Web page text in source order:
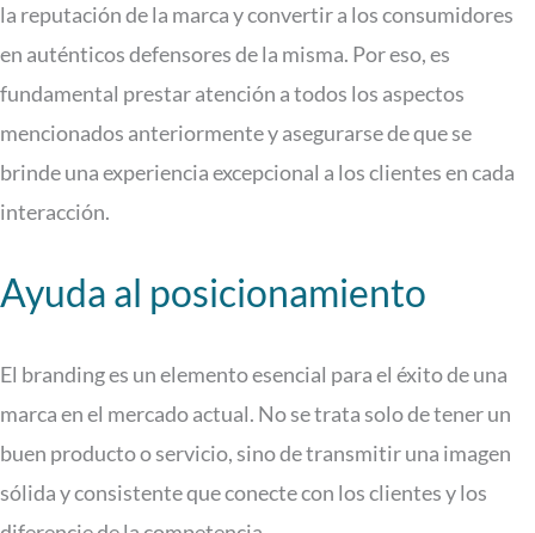
la reputación de la marca y convertir a los consumidores
en auténticos defensores de la misma. Por eso, es
fundamental prestar atención a todos los aspectos
mencionados anteriormente y asegurarse de que se
brinde una experiencia excepcional a los clientes en cada
interacción.
Ayuda al posicionamiento
El branding es un elemento esencial para el éxito de una
marca en el mercado actual. No se trata solo de tener un
buen producto o servicio, sino de transmitir una imagen
sólida y consistente que conecte con los clientes y los